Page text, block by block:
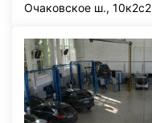
Очаковское ш., 10к2с2